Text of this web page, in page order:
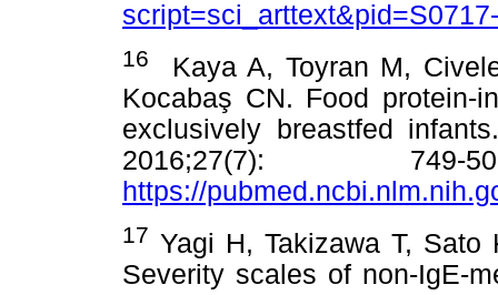
16
Kaya A, Toyran M,
Kocabaş CN. Food protein-
exclusively breastfed
2016;27(7):
https://
17 Yagi H, Takizawa T,
Severity scales of non-IgE-